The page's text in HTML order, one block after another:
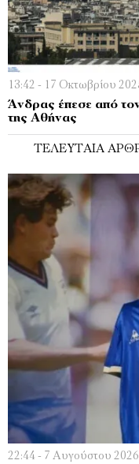
13:42 - 17 Οκτωβρίου
Άνδρας έπεσε από
της Αθήνας
ΤΕΛΕΥΤΑΊΑ
22:44 - 7 Αυγούστου 2026